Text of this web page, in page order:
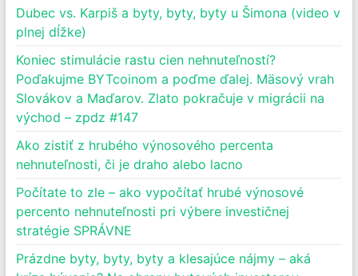
Dubec vs. Karpiš a byty, byty, byty u Šimona (video v
plnej dĺžke)
Koniec stimulácie rastu cien nehnuteľností?
Poďakujme BYTcoinom a poďme ďalej. Mäsový vrah
Slovákov a Maďarov. Zlato pokračuje v migrácii na
východ – zpdz #147
Ako zistiť z hrubého výnosového percenta
nehnuteľnosti, či je draho alebo lacno
Počítate to zle – ako vypočítať hrubé výnosové
percento nehnuteľnosti pri výbere investičnej
stratégie SPRÁVNE
Prázdne byty, byty, byty a klesajúce nájmy – aká